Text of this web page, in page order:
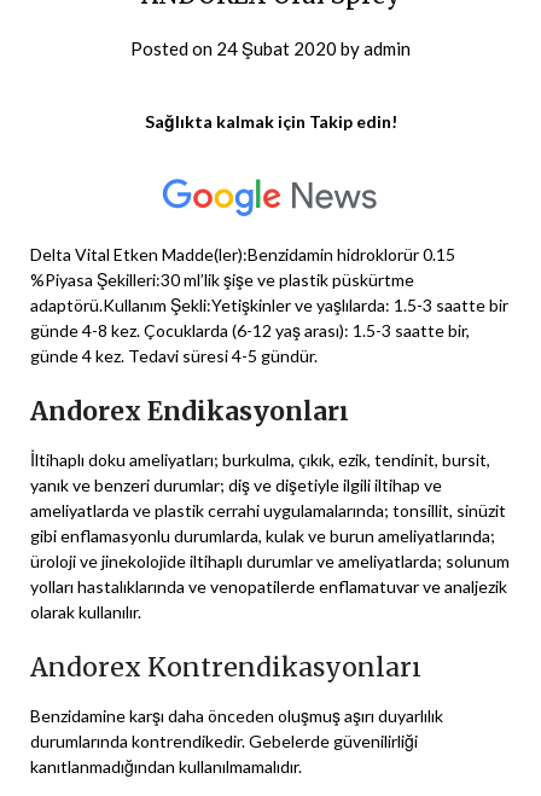
Posted on 24 Şubat 2020 byadmin
Sağlıkta kalmak için Takip edin!
Delta Vital Etken Madde(ler):Benzidamin hidroklorür 0.15
%Piyasa Şekilleri:30 ml’lik şişe ve plastik püskürtme
adaptörü.Kullanım Şekli:Yetişkinler ve yaşlılarda: 1.5-3 saatte bir
günde 4-8 kez. Çocuklarda (6-12 yaş arası): 1.5-3 saatte bir,
günde 4 kez. Tedavi süresi 4-5 gündür.
Andorex Endikasyonları
İltihaplı doku ameliyatları; burkulma, çıkık, ezik, tendinit, bursit,
yanık ve benzeri durumlar; diş ve dişetiyle ilgili iltihap ve
ameliyatlarda ve plastik cerrahi uygulamalarında; tonsillit, sinüzit
gibi enflamasyonlu durumlarda, kulak ve burun ameliyatlarında;
üroloji ve jinekolojide iltihaplı durumlar ve ameliyatlarda; solunum
yolları hastalıklarında ve venopatilerde enflamatuvar ve analjezik
olarak kullanılır.
Andorex Kontrendikasyonları
Benzidamine karşı daha önceden oluşmuş aşırı duyarlılık
durumlarında kontrendikedir. Gebelerde güvenilirliği
kanıtlanmadığından kullanılmamalıdır.